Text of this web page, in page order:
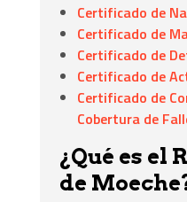
Certificado de
Certificado de
Certificado de
Certificado de
Certificado de
Cobertura de
¿Qué es el
de